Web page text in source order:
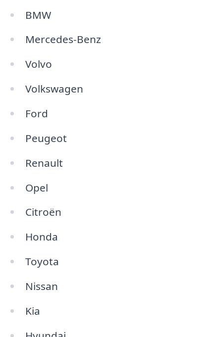
BMW
Mercedes-Benz
Volvo
Volkswagen
Ford
Peugeot
Renault
Opel
Citroën
Honda
Toyota
Nissan
Kia